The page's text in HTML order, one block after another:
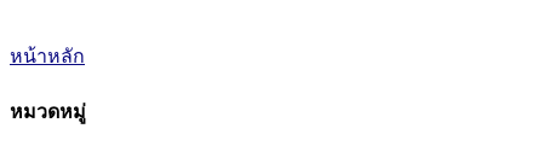
หน้าหลัก
หมวดหมู่